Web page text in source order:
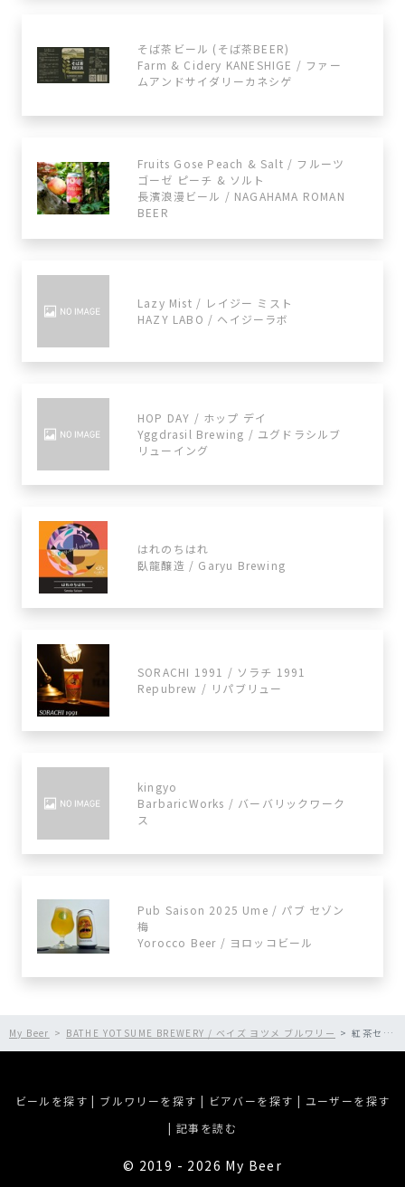
そば茶ビール (そば茶BEER)
Farm & Cidery KANESHIGE / ファー
ムアンドサイダリーカネシゲ
Fruits Gose Peach & Salt / フルーツ
ゴーゼ ピーチ & ソルト
長濱浪漫ビール / NAGAHAMA ROMAN
BEER
Lazy Mist / レイジー ミスト
HAZY LABO / ヘイジーラボ
HOP DAY / ホップ デイ
Yggdrasil Brewing / ユグドラシルブ
リューイング
はれのちはれ
臥龍醸造 / Garyu Brewing
SORACHI 1991 / ソラチ 1991
Repubrew / リパブリュー
kingyo
BarbaricWorks / バーバリックワーク
ス
Pub Saison 2025 Ume / パブ セゾン
梅
Yorocco Beer / ヨロッコビール
My Beer BATHE YOTSUME BREWERY / ベイズ ヨツメ ブルワリー 紅茶セゾン
ビールを探す | ブルワリーを探す | ビアバーを探す | ユーザーを探す
| 記事を読む
©︎ 2019 - 2026 My Beer